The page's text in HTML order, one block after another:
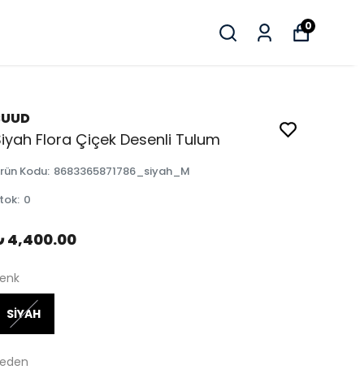
0
Flora Çiçek Desenli Tulum
Kodu: 8683365871786_siyah_M
: 0
4,400.00
SİYAH